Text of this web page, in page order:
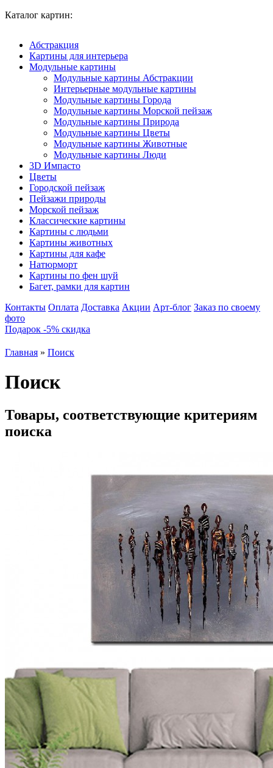
Каталог картин:
Абстракция
Картины для интерьера
Модульные картины
Модульные картины Абстракции
Интерьерные модульные картины
Модульные картины Города
Модульные картины Морской пейзаж
Модульные картины Природа
Модульные картины Цветы
Модульные картины Животные
Модульные картины Люди
3D Импасто
Цветы
Городской пейзаж
Пейзажи природы
Морской пейзаж
Классические картины
Картины с людьми
Картины животных
Картины для кафе
Натюрморт
Картины по фен шуй
Багет, рамки для картин
Контакты Оплата Доставка Акции Арт-блог Заказ по своему
фото
Подарок -5% скидка
Главная » Поиск
Поиск
Товары, соответствующие критериям
поиска